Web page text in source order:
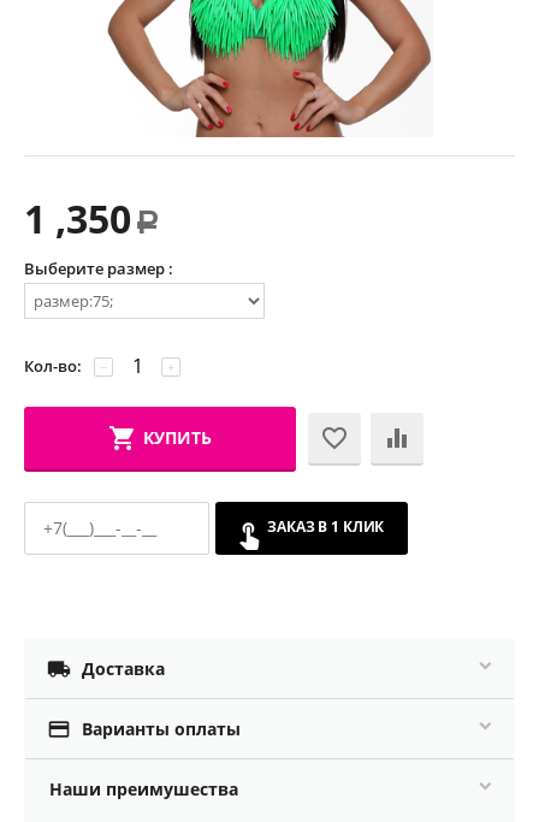
1 ,350 Р
Выберите размер :
Кол-во: +
−
КУПИТЬ
ЗАКАЗ В 1 КЛИК
 Доставка
 Варианты оплаты
Наши преимушества